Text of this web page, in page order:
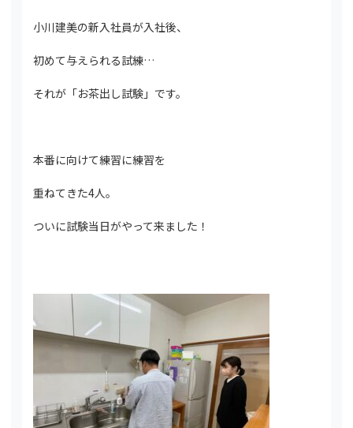
小川建美の新入社員が入社後、
初めて与えられる試練…
それが「お茶出し試験」です。
本番に向けて練習に練習を
重ねてきた4人。
ついに試験当日がやって来ました！